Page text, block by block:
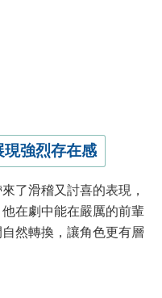
現強烈存在感
了滑稽又討喜的表現，
在劇中能在嚴厲的前輩
然轉換，讓角色更有層